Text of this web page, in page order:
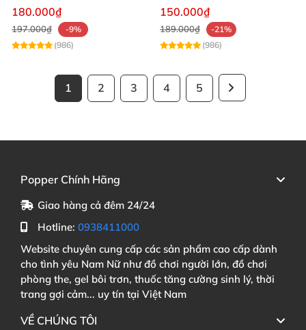
chống tuột hộp 12
180.000₫
197.000₫
-9%
(986)
hộp 10
150.000₫
189.000₫
-21%
(986)
1 2 3 4 5
Popper Chính Hãng
Giao hàng cả đêm 24/24
Hotline: 0938411000
Website chuyên cung cấp các sản phẩm cao cấp dành
cho tình yêu Nam Nữ như đồ chơi người lớn, đồ chơi
phòng the, gel bôi trơn, thuốc tăng cường sinh lý, thời
trang gợi cảm... uy tín tại Việt Nam
VỀ CHÚNG TÔI